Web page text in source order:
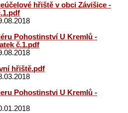
hřiště v obci Závišice -
Pohostinství U Kremlů -
č.1.pdf
hřiště.pdf
Pohostinstvi U Kremlů -